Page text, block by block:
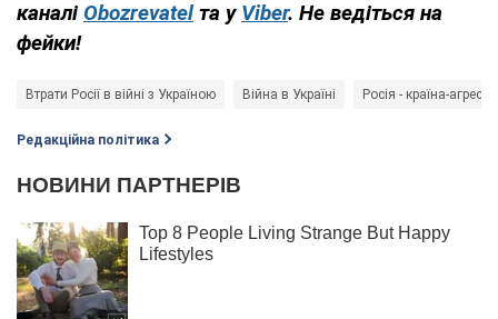
каналі Obozrevatel та у Viber. Не ведіться на
фейки!
Втрати Росії в війні з Україною Війна в Україні Росія - країна-агресор
Редакційна політика